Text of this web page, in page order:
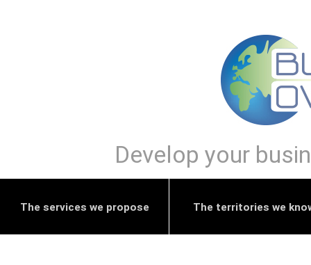
Develop your
The services we propose The territories we